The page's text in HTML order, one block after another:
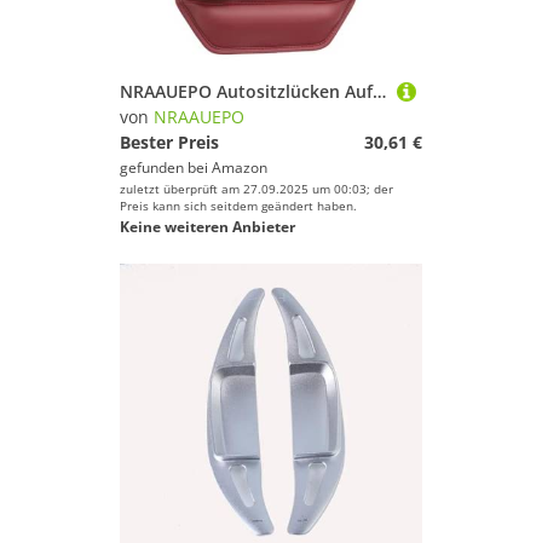
NRAAUEPO Autositzlücken Aufbewahrungsbox für Seat Alhambra 2000-2009 Auto Leder Getränkehalter Lücke Tasche Sitze Lücke Füller Organizer Innen Zubehör
von NRAAUEPO
Bester Preis
30,61 €
gefunden bei Amazon
zuletzt überprüft am 27.09.2025 um 00:03; der
Preis kann sich seitdem geändert haben.
Keine weiteren Anbieter